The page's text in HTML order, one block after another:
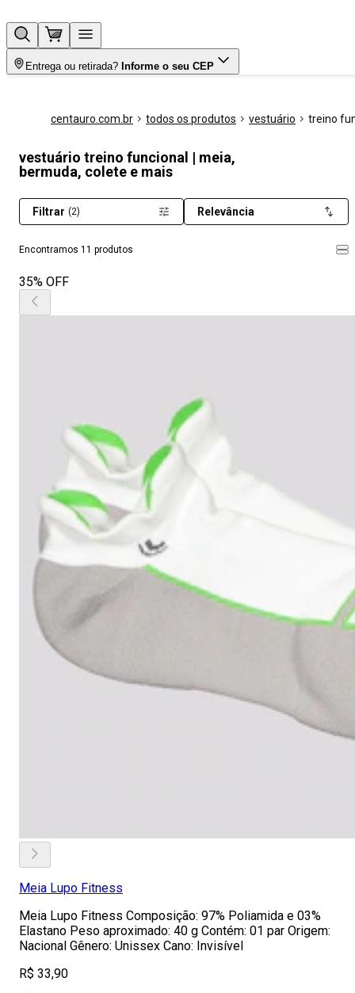
Entrega ou retirada? Informe o seu CEP
centauro.com.br todos os produtos vestuário treino
vestuário treino funcional | meia,
bermuda, colete e mais
Encontramos 11 produtos
Filtrar (2) Relevância
35% OFF
Meia Lupo Fitness
Meia Lupo Fitness Composição: 97% Poliamida e 03%
Elastano Peso aproximado: 40 g Contém: 01 par Origem:
Nacional Gênero: Unissex Cano: Invisível
R$ 33,90